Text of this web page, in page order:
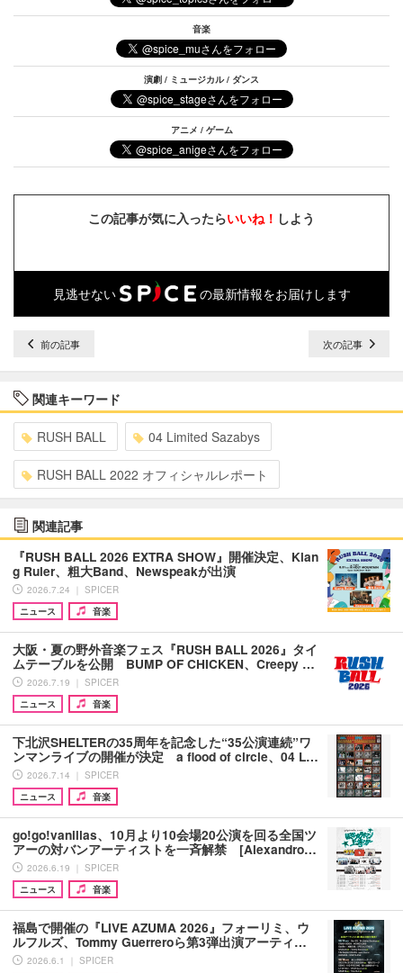
音楽
演劇 / ミュージカル / ダンス
アニメ / ゲーム
この記事が気に入ったらいいね！ しよう
見逃せない の最新情報をお届けします
前の記事 次の記事
関連キーワード
RUSH BALL 04 Limited Sazabys
RUSH BALL 2022 オフィシャルレポート
関連記事
『RUSH BALL 2026 EXTRA SHOW』開催決定、Klan
g Ruler、粗大Band、Newspeakが出演
2026.7.24 ｜ SPICER
ニュース
音楽
大阪・夏の野外音楽フェス『RUSH BALL 2026』タイ
ムテーブルを公開 BUMP OF CHICKEN、Creepy …
2026.7.19 ｜ SPICER
ニュース
音楽
下北沢SHELTERの35周年を記念した“35公演連続”ワ
ンマンライブの開催が決定 a flood of circle、04 L…
2026.7.14 ｜ SPICER
ニュース
音楽
go!go!vanillas、10月より10会場20公演を回る全国ツ
アーの対バンアーティストを一斉解禁 [Alexandro…
2026.6.19 ｜ SPICER
ニュース
音楽
福島で開催の『LIVE AZUMA 2026』フォーリミ、ウ
ルフルズ、Tommy Guerreroら第3弾出演アーティ…
2026.6.1 ｜ SPICER